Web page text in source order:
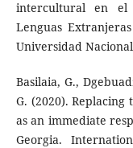
intercultural en el
Lenguas
Universidad
Basilaia, G.,
G. (2020).
as an immediate
Georgia.